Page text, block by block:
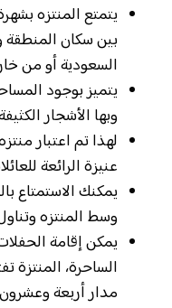
يتمتع المنتزه
بين سكان
السعودية أو من
يتميز بوجود
وبها الأشجار
لهذا تم اعتبار
عنيزة الرائعة
يمكنك الاستمتاع
وسط المنتزه
يمكن إقامة
الساحرة، المنتزة
مدار أربعة